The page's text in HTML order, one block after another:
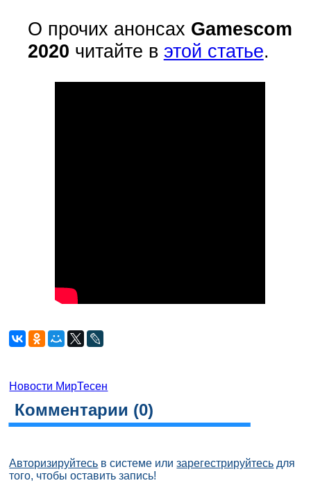
О прочих анонсах Gamescom
2020 читайте в этой статье.
Новости МирТесен
Комментарии (0)
Авторизируйтесь в системе илизарегестрируйтесь для
того, чтобы оставить запись!